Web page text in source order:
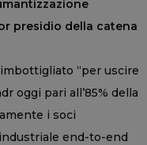
presidio della catena
“per uscire
oggi pari all’85% della
i soci
end-to-end